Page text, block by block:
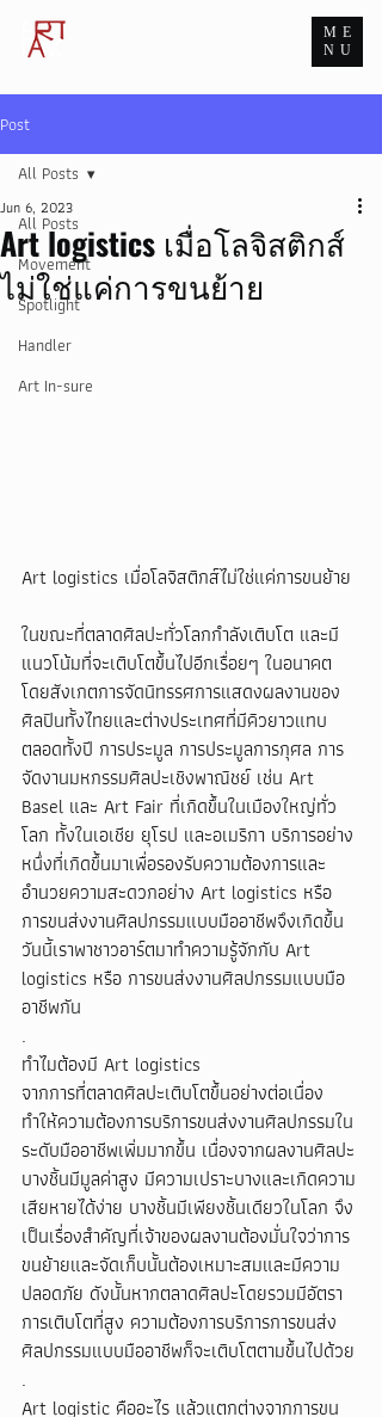
ME
NU
Post
All Posts
Movement
Spotlight
Handler
Art In-sure
All Posts
Art logistics เมื่อโลจิสติกส์
ไม่ใช่แค่การขนย้าย
Jun 6, 2023
Art logistics เมื่อโลจิสติกส์ไม่ใช่แค่การขนย้าย
ในขณะที่ตลาดศิลปะทั่วโลกกำลังเติบโต และมี
แนวโน้มที่จะเติบโตขึ้นไปอีกเรื่อยๆ ในอนาคต
โดยสังเกตการจัดนิทรรศการแสดงผลงานของ
ศิลปินทั้งไทยและต่างประเทศที่มีคิวยาวแทบ
ตลอดทั้งปี การประมูล การประมูลการกุศล การ
จัดงานมหกรรมศิลปะเชิงพาณิชย์ เช่น Art
Basel และ Art Fair ที่เกิดขึ้นในเมืองใหญ่ทั่ว
โลก ทั้งในเอเชีย ยุโรป และอเมริกา บริการอย่าง
หนึ่งที่เกิดขึ้นมาเพื่อรองรับความต้องการและ
อำนวยความสะดวกอย่าง Art logistics หรือ
การขนส่งงานศิลปกรรมแบบมืออาชีพจึงเกิดขึ้น
วันนี้เราพาชาวอาร์ตมาทำความรู้จักกับ Art
logistics หรือ การขนส่งงานศิลปกรรมแบบมือ
อาชีพกัน
.
ทำไมต้องมี Art logistics
จากการที่ตลาดศิลปะเติบโตขึ้นอย่างต่อเนื่อง
ทำให้ความต้องการบริการขนส่งงานศิลปกรรมใน
ระดับมืออาชีพเพิ่มมากขึ้น เนื่องจากผลงานศิลปะ
บางชิ้นมีมูลค่าสูง มีความเปราะบางและเกิดความ
เสียหายได้ง่าย บางชิ้นมีเพียงชิ้นเดียวในโลก จึง
เป็นเรื่องสำคัญที่เจ้าของผลงานต้องมั่นใจว่าการ
ขนย้ายและจัดเก็บนั้นต้องเหมาะสมและมีความ
ปลอดภัย ดังนั้นหากตลาดศิลปะโดยรวมมีอัตรา
การเติบโตที่สูง ความต้องการบริการการขนส่ง
ศิลปกรรมแบบมืออาชีพก็จะเติบโตตามขึ้นไปด้วย
.
Art logistic คืออะไร แล้วแตกต่างจากการขน